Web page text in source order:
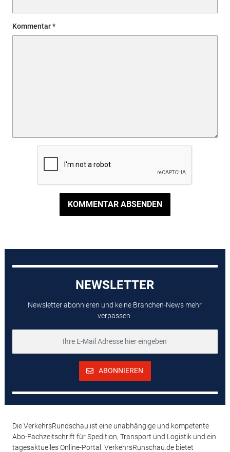
Kommentar
KOMMENTAR ABSENDEN
NEWSLETTER
Newsletter abonnieren und keine Branchen-News mehr
verpassen.
ABONNIEREN
Die VerkehrsRundschau ist eine unabhängige und kompetente
Abo-Fachzeitschrift für Spedition, Transport und Logistik und ein
tagesaktuelles Online-Portal. VerkehrsRunschau.de bietet